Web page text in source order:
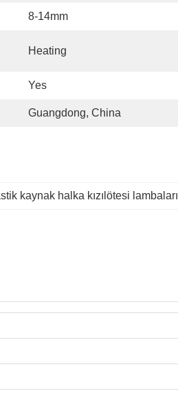
8-14mm
Heating
Yes
Guangdong, China
kaynak halka kızılötesi lambaları